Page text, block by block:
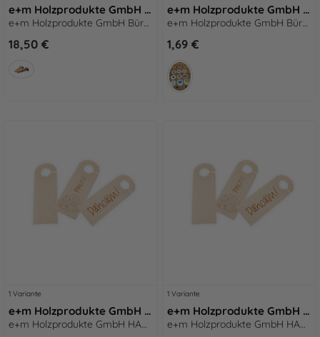
e+m Holzprodukte GmbH Büro-Accessoires SPEED natur
e+m Holzprodukte GmbH Büro-Accessoires SPEED natur
18,50 €
e+m Holzprodukte GmbH Büro-Accessoires DOWN UNDER
e+m Holzprodukte GmbH Büro-Accessoires DOWN UNDER
1,69 €
1 Variante
e+m Holzprodukte GmbH HANG ON Türhänger - Dahoam
e+m Holzprodukte GmbH HANG ON Türhänger - Dahoam
1 Variante
e+m Holzprodukte GmbH HANG-ON Türhänger
e+m Holzprodukte GmbH HANG-ON Türhänger